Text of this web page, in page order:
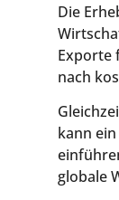
Die
Exporte
nach
kann
globale